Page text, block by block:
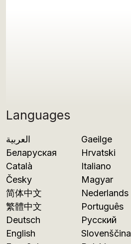
Languages
العربية
Беларуская
Català
Česky
简体中文
繁體中文
Deutsch
English
Gaeilge
Hrvatski
Italiano
Magyar
Nederlands
Português
Русский
Slovenščina